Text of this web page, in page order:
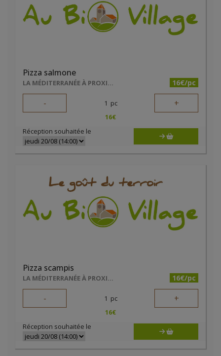
Pizza salmone
LA MÉDITERRANÉE À PROXIMITÉ 16€/pc
- 1 pc +
16€
Réception souhaitée le
Pizza scampis
LA MÉDITERRANÉE À PROXIMITÉ 16€/pc
- 1 pc +
16€
Réception souhaitée le